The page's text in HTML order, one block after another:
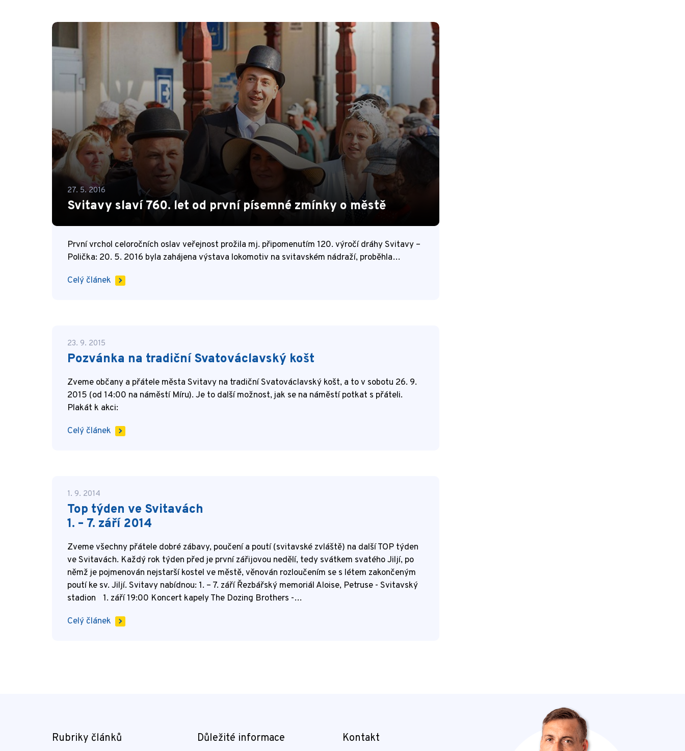
27. 5. 2016
Svitavy slaví 760. let od první písemné zmínky o městě
První vrchol celoročních oslav veřejnost prožila mj. připomenutím 120. výročí dráhy Svitavy –
Polička: 20. 5. 2016 byla zahájena výstava lokomotiv na svitavském nádraží, proběhla…
Celý článek
23. 9. 2015
Pozvánka na tradiční Svatováclavský košt
Zveme občany a přátele města Svitavy na tradiční Svatováclavský košt, a to v sobotu 26. 9.
2015 (od 14:00 na náměstí Míru). Je to další možnost, jak se na náměstí potkat s přáteli.
Plakát k akci:
Celý článek
1. 9. 2014
Top týden ve Svitavách
1. – 7. září 2014
Zveme všechny přátele dobré zábavy, poučení a poutí (svitavské zvláště) na další TOP týden
ve Svitavách. Každý rok týden před je první zářijovou nedělí, tedy svátkem svatého Jiljí, po
němž je pojmenován nejstarší kostel ve městě, věnován rozloučením se s létem zakončeným
poutí ke sv. Jiljí. Svitavy nabídnou: 1. – 7. září Řezbářský memoriál Aloise, Petruse - Svitavský
stadion 1. září 19:00 Koncert kapely The Dozing Brothers -…
Celý článek
Rubriky článků Důležité informace Kontakt